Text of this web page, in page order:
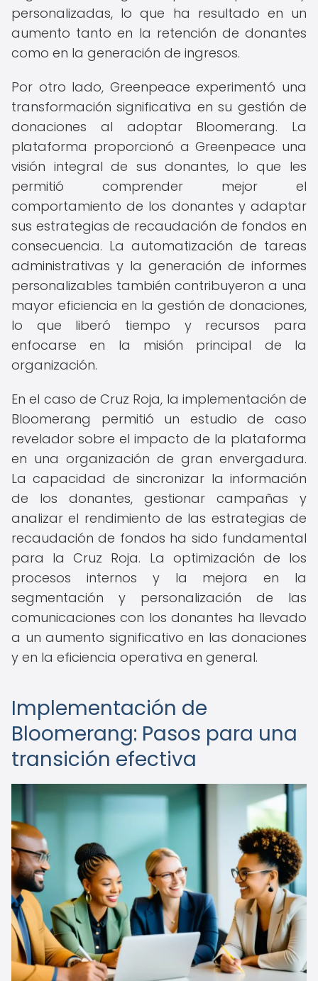
personalizadas, lo que ha resultado en un
aumento tanto en la retención de donantes
como en la generación de ingresos.
Por otro lado, Greenpeace experimentó una
transformación significativa en su gestión de
donaciones al adoptar Bloomerang. La
plataforma proporcionó a Greenpeace una
visión integral de sus donantes, lo que les
permitió comprender mejor el
comportamiento de los donantes y adaptar
sus estrategias de recaudación de fondos en
consecuencia. La automatización de tareas
administrativas y la generación de informes
personalizables también contribuyeron a una
mayor eficiencia en la gestión de donaciones,
lo que liberó tiempo y recursos para
enfocarse en la misión principal de la
organización.
En el caso de Cruz Roja, la implementación de
Bloomerang permitió un estudio de caso
revelador sobre el impacto de la plataforma
en una organización de gran envergadura.
La capacidad de sincronizar la información
de los donantes, gestionar campañas y
analizar el rendimiento de las estrategias de
recaudación de fondos ha sido fundamental
para la Cruz Roja. La optimización de los
procesos internos y la mejora en la
segmentación y personalización de las
comunicaciones con los donantes ha llevado
a un aumento significativo en las donaciones
y en la eficiencia operativa en general.
Implementación de
Bloomerang: Pasos para una
transición efectiva